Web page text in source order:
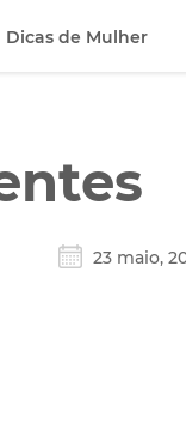
23 maio,
Dicas de Mulher